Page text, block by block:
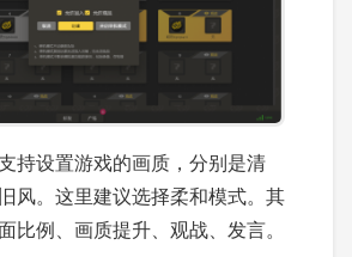
持设置游戏的画质，分别是清
风。这里建议选择柔和模式。其
比例、画质提升、观战、发言。